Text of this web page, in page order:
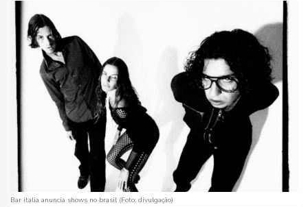
Bar italia anuncia shows no brasil (Foto: divulgação)